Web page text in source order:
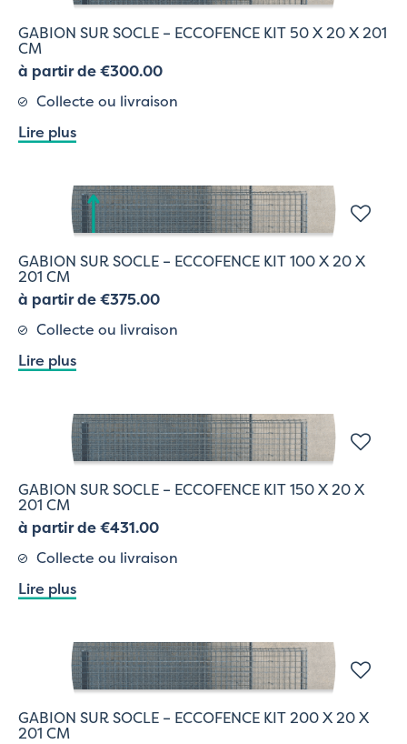
GABION SUR SOCLE – ECCOFENCE KIT 50 X 20 X 201
CM
à partir de €300.00
Collecte ou livraison
Lire plus
GABION SUR SOCLE – ECCOFENCE KIT 100 X 20 X
201 CM
à partir de €375.00
Collecte ou livraison
Lire plus
GABION SUR SOCLE – ECCOFENCE KIT 150 X 20 X
201 CM
à partir de €431.00
Collecte ou livraison
Lire plus
GABION SUR SOCLE – ECCOFENCE KIT 200 X 20 X
201 CM